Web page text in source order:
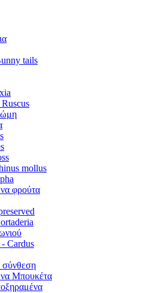
tails
mollus
φρούτα
- Cardus
σύνθεση
Μπουκέτα